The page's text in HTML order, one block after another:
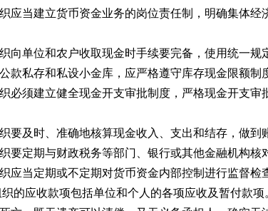
当建立货币资金业务的岗位责任制，明确集体经
单位和农户收取现金时手续要完备，使用统一规
款私存和私设小金库，应严格遵守库存现金限额制
须建立健全现金开支审批制度，严格现金开支审
及时、准确地核算现金收入、支出和结存，做到
定期与财政税务等部门、银行或其他金融机构核
当定期或不定期对货币资金内部控制进行监督检
应收款项包括单位和个人的各项应收及暂付款项